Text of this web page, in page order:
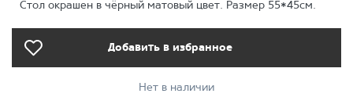
Стол окрашен в чёрный матовый цвет. Размер 55*45см.
Добавить в избранное
Нет в наличии